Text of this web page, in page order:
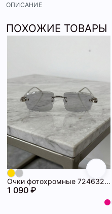
ОПИСАНИЕ
ПОХОЖИЕ ТОВАРЫ
Очки фотохромные 72463294\448
1 090 ₽